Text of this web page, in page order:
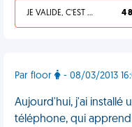
JE VALIDE, C'EST UNE VDM 4
Par floor - 08/03/2013
Aujourd'hui, j'ai installé
téléphone, qui